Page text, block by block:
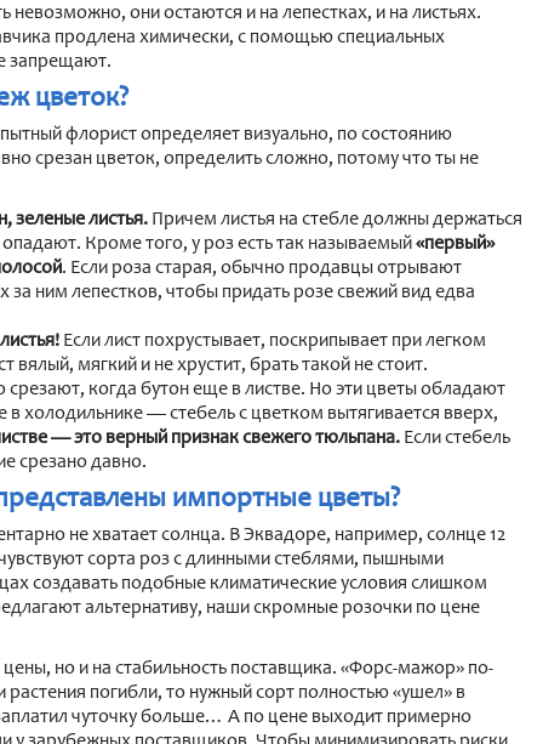
невозможно, они остаются и на лепестках, и на листьях.
продлена химически, с помощью специальных
запрещают.
цветок?
флорист определяет визуально, по состоянию
срезан цветок, определить сложно, потому что ты не
зеленые листья. Причем листья на стебле должны держаться
Кроме того, у роз есть так называемый«первый»
. Если роза старая, обычно продавцы отрывают
за ним лепестков, чтобы придать розе свежий вид едва
Если лист похрустывает, поскрипывает при легком
вялый, мягкий и не хрустит, брать такой не стоит.
когда бутон еще в листве. Но эти цветы обладают
холодильнике — стебель с цветком вытягивается вверх,
— это верный признак свежего тюльпана. Если стебель
срезано давно.
импортные цветы?
не хватает солнца. В Эквадоре, например, солнце 12
сорта роз с длинными стеблями, пышными
создавать подобные климатические условия слишком
альтернативу, наши скромные розочки по цене
но и на стабильность поставщика. «Форс-мажор» по-
погибли, то нужный сорт полностью «ушел» в
чуточку больше… А по цене выходит примерно